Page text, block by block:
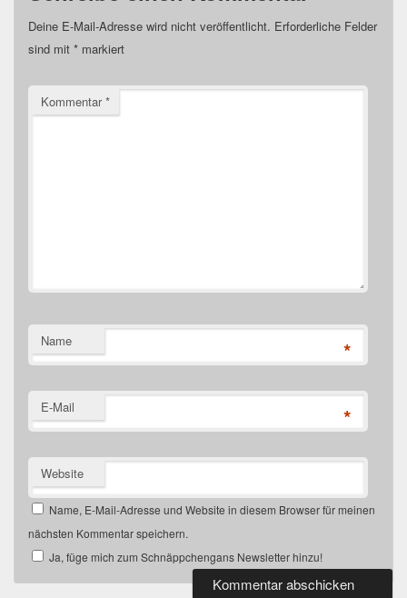
Deine E-Mail-Adresse wird nicht veröffentlicht. Erforderliche Felder
sind mit * markiert
Kommentar*
Name *
E-Mail *
Website
Name, E-Mail-Adresse und Website in diesem Browser für meinen
nächsten Kommentar speichern.
Ja, füge mich zum Schnäppchengans Newsletter hinzu!